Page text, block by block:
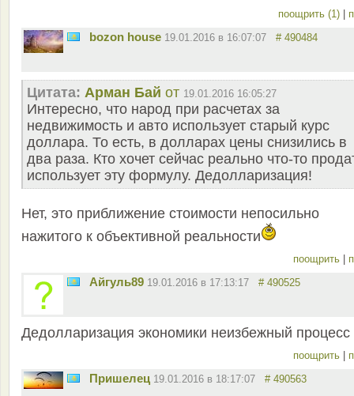
поощрить (1) |
bozon house 19.01.2016 в 16:07:07 # 490484
Цитата: Арман Бай от 19.01.2016 16:05:27
Интересно, что народ при расчетах за
недвижимость и авто использует старый курс
доллара. То есть, в долларах цены снизились в
два раза. Кто хочет сейчас реально что-то
использует эту формулу. Дедолларизация!
Нет, это приближение стоимости непосильно
нажитого к объективной реальности
поощрить |
Айгуль89 19.01.2016 в 17:13:17 # 490525
Дедолларизация экономики неизбежный процесс
поощрить |
Пришелец 19.01.2016 в 18:17:07 # 490563